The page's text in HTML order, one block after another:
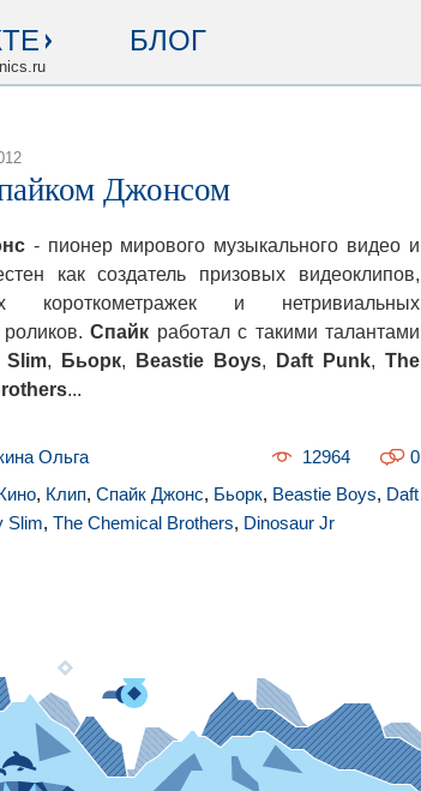
БЛОГ
Джонсом
- пионер мирового музыкального видео и
как создатель призовых видеоклипов,
короткометражек и нетривиальных
Спайк работал с такими талантами
Slim, Бьорк, Beastie Boys, Daft Punk, The
...
Ольга 0
12964
, Клип, Спайк Джонс, Бьорк, Beastie Boys, Daft
Slim, The Chemical Brothers, Dinosaur Jr